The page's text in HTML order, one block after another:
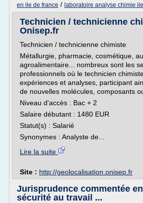
en ile de france / laboratoire analyse chimie
Technicien / technicienne
Onisep.fr
Technicien / technicienne chimiste
Métallurgie, pharmacie, cosmétique,
agroalimentaire... nombreux sont les
professionnels où le technicien
expériences et analyses, participant
de nouvelles molécules, composants
Niveau d'accès : Bac + 2
Salaire débutant : 1480 EUR
Statut(s) : Salarié
Synonymes : Analyste de...
Lire la suite
Site : http://geolocalisation.onisep.fr
Jurisprudence commentée
sécurité au travail ...